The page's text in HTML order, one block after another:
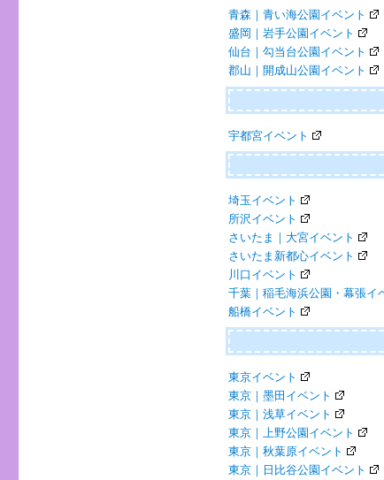
青森｜青い海公園イベント
盛岡｜岩手公園イベント
仙台｜勾当台公園イベント
郡山｜開成山公園イベント
宇都宮イベント
埼玉イベント
所沢イベント
さいたま｜大宮イベント
さいたま新都心イベント
川口イベント
千葉｜稲毛海浜公園・幕張イ
船橋イベント
東京イベント
東京｜墨田イベント
東京｜浅草イベント
東京｜上野公園イベント
東京｜秋葉原イベント
東京｜日比谷公園イベント